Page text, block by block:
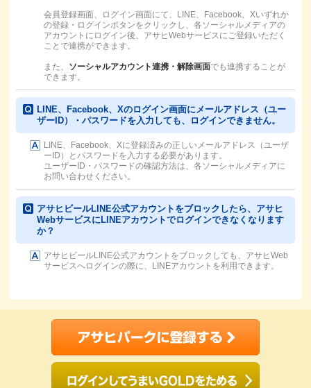
会員登録画面、ログイン画面にて、LINE、Facebook、Xいずれか
の登録・ログインボタンをクリックし、各ソーシャルメディアの
アカウントにログイン後、アサヒWebサービスにご登録いただく
ことで連携ができます。
また、 ソーシャルアカウント連携・解除画面でも連携することが
できます。
LINE、Facebook、Xのログイン画面にメールアドレス（ユー
ザーID）・パスワードを入力しても、ログインできません。
LINE、Facebook、Xに登録済みの正しいメールアドレス（ユーザ
ーID）とパスワードを入力する必要があります。
ユーザーID・パスワードの確認方法は、各ソーシャルメディアに
お問い合わせください。
アサヒビールLINE公式アカウントをブロックしたら、アサヒ
WebサービスにLINEアカウントでログインできなくなります
か？
アサヒビールLINE公式アカウントをブロックしても、アサヒWeb
サービスへログインの際に、LINEアカウントを利用できます。